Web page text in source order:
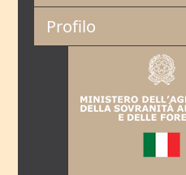
Profilo